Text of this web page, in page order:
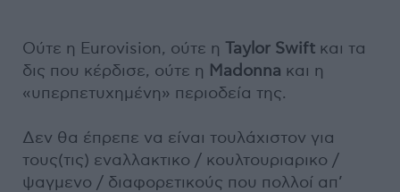
Ούτε η Eurovision, ούτε η Taylor Swift και τα
δις που κέρδισε, ούτε η Madonna και η
«υπερπετυχημένη» περιοδεία της.
Δεν θα έπρεπε να είναι τουλάχιστον για
τους(τις) εναλλακτικο / κουλτουριαρικο /
ψαγμενο / διαφορετικούς που πολλοί απ’